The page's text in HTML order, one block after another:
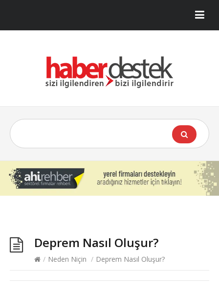
Deprem Nasıl Oluşur?
/ Neden Niçin / Deprem Nasıl Oluşur?